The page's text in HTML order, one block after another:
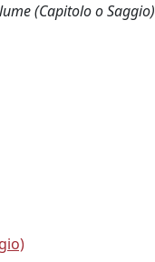
(Capitolo o Saggio)